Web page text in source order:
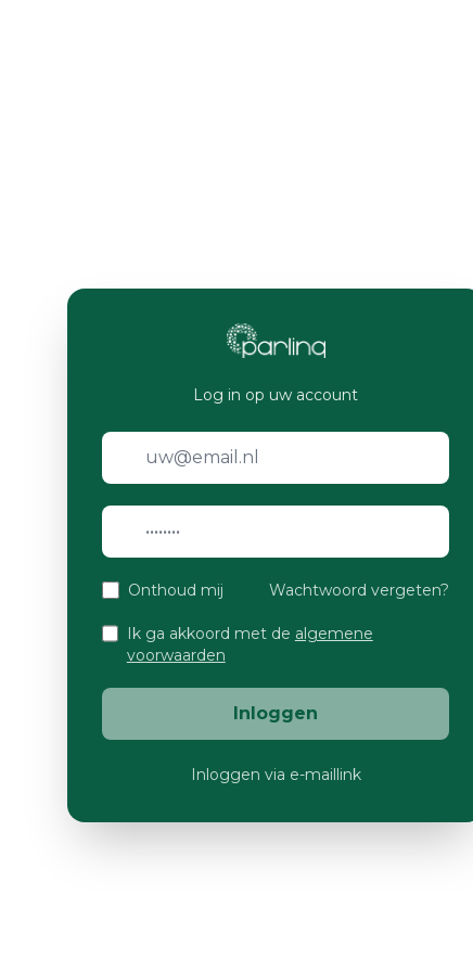
Log in op uw account
Onthoud mij Wachtwoord vergeten?
Ik ga akkoord met de algemene
voorwaarden
Inloggen
Inloggen via e-maillink